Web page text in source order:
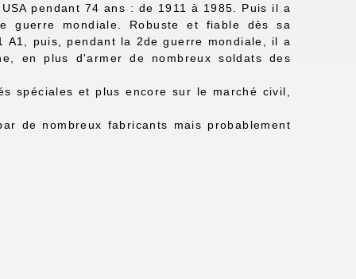
pendant 74 ans : de 1911 à 1985. Puis il a
guerre mondiale. Robuste et fiable dès sa
A1, puis, pendant la 2de guerre mondiale, il a
en plus d'armer de nombreux soldats des
spéciales et plus encore sur le marché civil,
de nombreux fabricants mais probablement